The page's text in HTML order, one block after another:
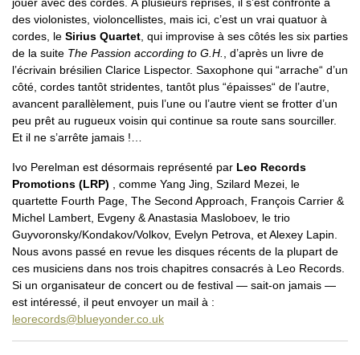
des violonistes, violoncellistes, mais ici, c’est un vrai quatuor à
cordes, le Sirius Quartet , qui improvise à ses côtés les six parties
de la suite The Passion according to G.H.
, d’après un livre de
l’écrivain brésilien Clarice Lispector. Saxophone qui “arrache“ d’un
côté, cordes tantôt stridentes, tantôt plus “épaisses“ de l’autre,
avancent parallèlement, puis l’une ou l’autre vient se frotter d’un
peu prêt au rugueux voisin qui continue sa route sans sourciller.
Et il ne s’arrête jamais !…
Ivo Perelman est désormais représenté par Leo Records
Promotions (LRP)
, comme Yang Jing, Szilard Mezei, le
quartette Fourth Page, The Second Approach, François Carrier &
Michel Lambert, Evgeny & Anastasia Masloboev, le trio
Guyvoronsky/Kondakov/Volkov, Evelyn Petrova, et Alexey Lapin.
Nous avons passé en revue les disques récents de la plupart de
ces musiciens dans nos trois chapitres consacrés à Leo Records.
Si un organisateur de concert ou de festival — sait-on jamais —
est intéressé, il peut envoyer un mail à :
leorecords@blueyonder.co.uk